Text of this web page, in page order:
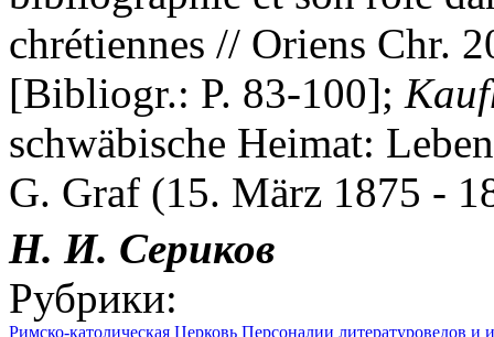
chrétiennes // Oriens Chr.
[Bibliogr.: P. 83-100];
schwäbische Heimat:
G. Graf (15. März 1875 -
Н. И. Сериков
Рубрики:
Римско-католическая Церковь Персоналии литературоведов и